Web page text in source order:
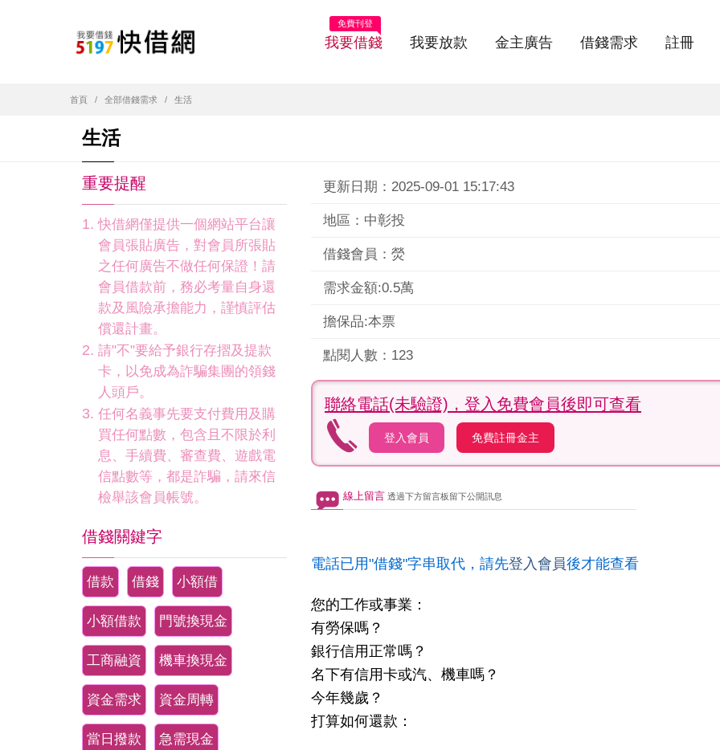
我要借錢
免費刊登
我要放款 金主廣告 借錢需求 註冊
首頁 全部借錢需求 生活
生活
重要提醒
快借網僅提供一個網站平台讓
會員張貼廣告，對會員所張貼
之任何廣告不做任何保證！請
會員借款前，務必考量自身還
款及風險承擔能力，謹慎評估
償還計畫。
請"不"要給予銀行存摺及提款
卡，以免成為詐騙集團的領錢
人頭戶。
任何名義事先要支付費用及購
買任何點數，包含且不限於利
息、手續費、審查費、遊戲電
信點數等，都是詐騙，請來信
檢舉該會員帳號。
借錢關鍵字
借款 借錢 小額借
小額借款 門號換現金
工商融資 機車換現金
資金需求 資金周轉
當日撥款 急需現金
更新日期：2025-09-01 15:17:43
地區：中彰投
借錢會員：熒
需求金額:0.5萬
擔保品:本票
點閱人數：123
聯絡電話(未驗證)， 登入免費會員後即可查看
登入會員 免費註冊金主
線上留言 透過下方留言板留下公開訊息
電話已用"借錢"字串取代，請先登入會員後才能查看
您的工作或事業：
有勞保嗎？
銀行信用正常嗎？
名下有信用卡或汽、機車嗎？
今年幾歲？
打算如何還款：